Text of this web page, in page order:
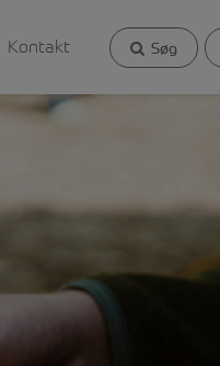
Søg
Kontakt